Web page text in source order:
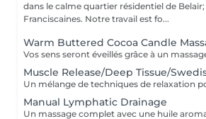
dans le calme quartier résidentiel de Belair;
Franciscaines. Notre travail est fo...
Warm Buttered Cocoa Candle
Muscle Release/Deep Tissue/
Manual Lymphatic Drainage